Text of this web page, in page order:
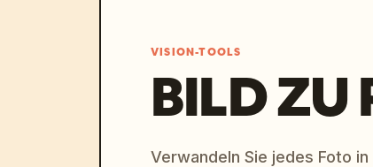
VISION-TOOLS
BILD ZU
Verwandeln Sie jedes Foto